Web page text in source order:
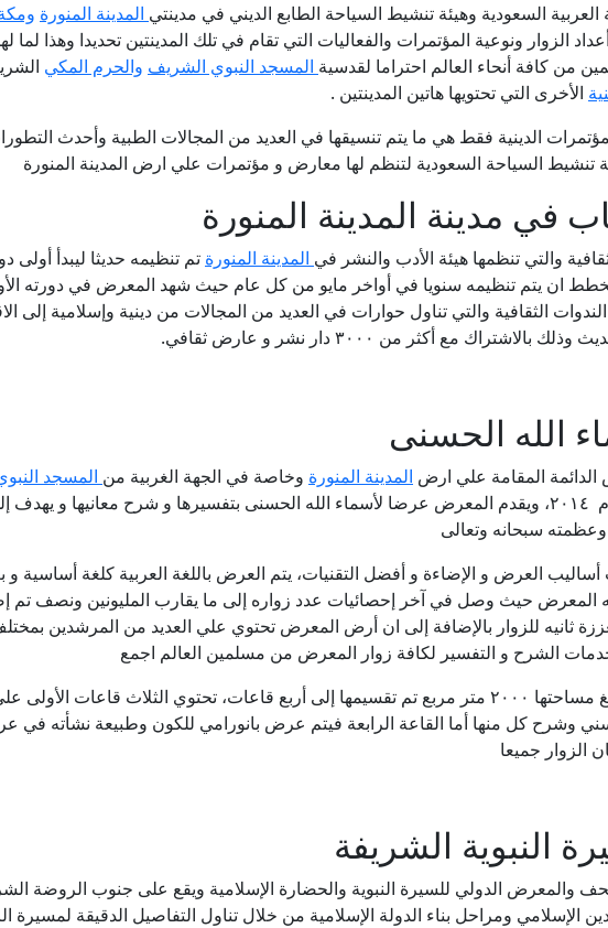
السعودية وهيئة تنشيط السياحة الطابع الديني في مدينتي المدينة المنورة
الزوار ونوعية المؤتمرات والفعاليات التي تقام في تلك المدينتين تحديدا وهذا لما
من كافة أنحاء العالم احتراما لقدسية المسجد النبوي الشريف والحرم المكي
الأخرى التي تحتويها هاتين المدينتين .
الدينية فقط هي ما يتم تنسيقها في العديد من المجالات الطبية وأحدث
تنشيط السياحة السعودية لتنظم لها معارض و مؤتمرات علي ارض المدينة المنورة
في مدينة المدينة المنورة
والتي تنظمها هيئة الأدب والنشر في المدينة المنورة تم تنظيمه حديثا ليبدأ أولى
ومن المخطط ان يتم تنظيمه سنويا في أواخر مايو من كل عام حيث شهد المعرض في دورته
الثقافية والتي تناول حوارات في العديد من المجالات من دينية وإسلامية إلى
مع أكثر من ٣٠٠٠ دار نشر و عارض ثقافي.
الله الحسنى
المقامة علي ارض المدينة المنورة وخاصة في الجهة الغربية من المسجد
، تم افتتاحه عام ٢٠١٤، ويقدم المعرض عرضا لأسماء الله الحسنى بتفسيرها و شرح معانيها و
سبحانه وتعالى
العرض و الإضاءة و أفضل التقنيات، يتم العرض باللغة العربية كلغة أساسية و
المعرض حيث وصل في آخر إحصائيات عدد زواره إلى ما يقارب المليونين ونصف تم
ثانيه للزوار بالإضافة إلى ان أرض المعرض تحتوي علي العديد من المرشدين
الشرح و التفسير لكافة زوار المعرض من مسلمين العالم اجمع
أرض المعرض والتي يبلغ مساحتها ٢٠٠٠ متر مربع تم تقسيمها إلى أربع قاعات، تحتوي الثلاث قاعات الأولى
وشرح كل منها أما القاعة الرابعة فيتم عرض بانورامي للكون وطبيعة نشأته في
الزوار جميعا
النبوية الشريفة
والمعرض الدولي للسيرة النبوية والحضارة الإسلامية ويقع على جنوب الروضة
الإسلامي ومراحل بناء الدولة الإسلامية من خلال تناول التفاصيل الدقيقة لمسيرة